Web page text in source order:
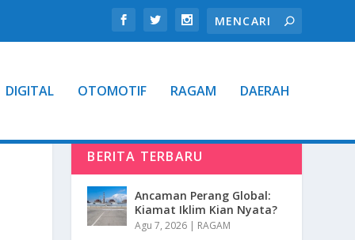
DIGITAL OTOMOTIF RAGAM DAERAH
BERITA TERBARU
Ancaman Perang Global:
Kiamat Iklim Kian Nyata?
Agu 7, 2026 | RAGAM